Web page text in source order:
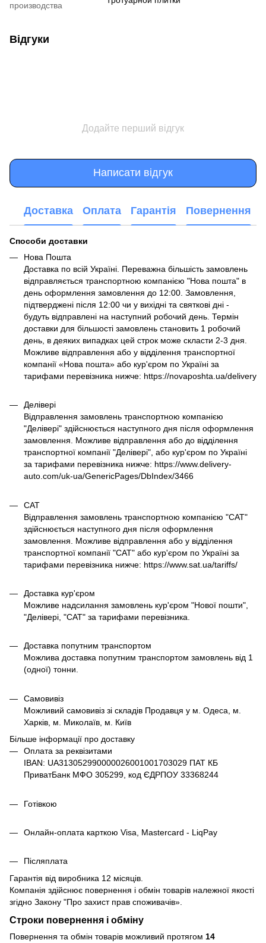
производства
Відгуки
Додайте перший відгук
Написати відгук
Доставка Оплата Гарантія Повернення
Способи доставки
Нова Пошта
Доставка по всій Україні. Переважна більшість замовлень
відправляється транспортною компанією "Нова пошта" в
день оформлення замовлення до 12:00. Замовлення,
підтверджені після 12:00 чи у вихідні та святкові дні -
будуть відправлені на наступний робочий день. Термін
доставки для більшості замовлень становить 1 робочий
день, в деяких випадках цей строк може скласти 2-3 дня.
Можливе відправлення або у відділення транспортної
компанії «Нова пошта» або кур'єром по Україні за
тарифами перевізника нижче: https://novaposhta.ua/delivery
Делівері
Відправлення замовлень транспортною компанією
"Делівері" здійснюється наступного дня після оформлення
замовлення. Можливе відправлення або до відділення
транспортної компанії "Делівері", або кур'єром по Україні
за тарифами перевізника нижче: https://www.delivery-
auto.com/uk-ua/GenericPages/DbIndex/3466
САТ
Відправлення замовлень транспортною компанією "САТ"
здійснюється наступного дня після оформлення
замовлення. Можливе відправлення або у відділення
транспортної компанії "САТ" або кур'єром по Україні за
тарифами перевізника нижче: https://www.sat.ua/tariffs/
Доставка кур'єром
Можливе надсилання замовлень кур'єром "Нової пошти",
"Делівері, "САТ" за тарифами перевізника.
Доставка попутним транспортом
Можлива доставка попутним транспортом замовлень від 1
(одної) тонни.
Самовивіз
Можливий самовивіз зі складів Продавця у м. Одеса, м.
Харків, м. Миколаїв, м. Київ
Більше інформації про доставку
Оплата за реквізитами
IBAN: UA313052990000026001001703029 ПАТ КБ
ПриватБанк МФО 305299, код ЄДРПОУ 33368244
Готівкою
Онлайн-оплата карткою Visa, Mastercard - LiqPay
Післяплата
Гарантія від виробника 12 місяців.
Компанія здійснює повернення і обмін товарів належної якості
згідно Закону "Про захист прав споживачів»
Строки повернення і обміну
Повернення та обмін товарів можливий протягом 14